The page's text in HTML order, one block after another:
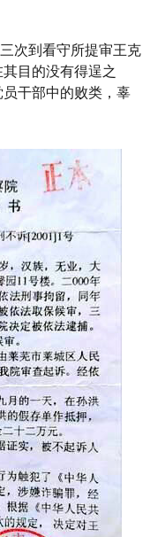
次到看守所提审王克
目的没有得逞之
干部中的败类，辜